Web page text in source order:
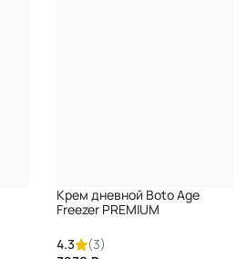
Крем дневной Boto Age
Freezer PREMIUM
4.3
(3)